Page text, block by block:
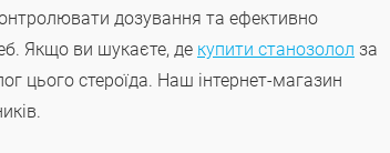
дозування та ефективно
Якщо ви шукаєте, де купити станозолол за
цього стероїда. Наш інтернет-магазин